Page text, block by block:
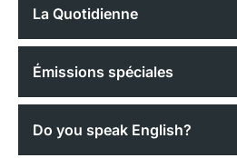
La Quotidienne
Émissions spéciales
Do you speak English?